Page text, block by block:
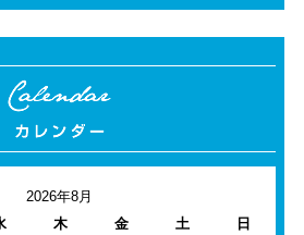
2026年8月
木 金 土
日